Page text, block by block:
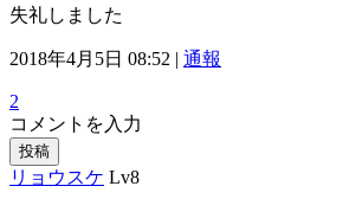
失礼しました
2018年4月5日 08:52 | 通報
2
コメントを入力
投稿
リョウスケ Lv8